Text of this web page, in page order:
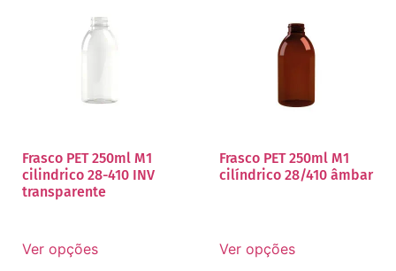
Frasco PET 250ml M1
cilindrico 28-410 INV
transparente
Ver opções
Frasco PET 250ml M1
cilíndrico 28/410 âmbar
Ver opções